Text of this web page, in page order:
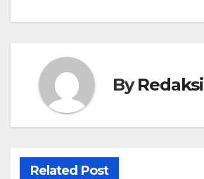
ByRedaksi
Related Post